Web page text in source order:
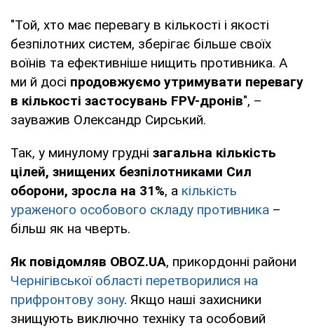
"Той, хто має перевагу в кількості і якості
безпілотних систем, зберігає більше своїх
воїнів та ефективніше нищить противника. А
ми й досі продовжуємо утримувати перевагу
в кількості застосувань FPV-дронів", –
зауважив Олександр Сирський.
Так, у минулому грудні загальна кількість
цілей, знищених безпілотниками Сил
оборони, зросла на 31%, а кількість
ураженого особового складу противника –
більш як на чверть.
Як повідомляв OBOZ.UA, прикордонні райони
Чернігівської області перетворилися на
прифронтову зону. Якщо наші захисники
знищують виключно техніку та особовий